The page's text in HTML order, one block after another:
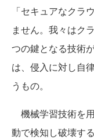
「セキュアなクラ
ません。我々はク
つの鍵となる技術
は、侵入に対し自
うもの。
機械学習技術を
動で検知し破壊す